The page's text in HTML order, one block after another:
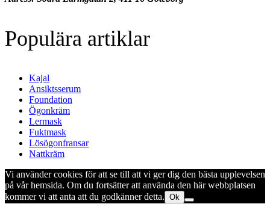
Populära artiklar
Kajal
Ansiktsserum
Foundation
Ögonkräm
Lermask
Fuktmask
Lösögonfransar
Nattkräm
Vi använder cookies för att se till att vi ger dig den bästa upplevelsen
på vår hemsida. Om du fortsätter att använda den här webbplatsen
kommer vi att anta att du godkänner detta. Ok